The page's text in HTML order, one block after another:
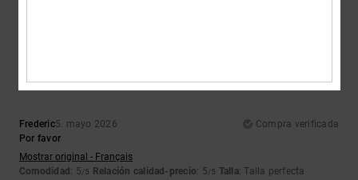
Frederic5. mayo 2026
Compra verificada
Por favor
Mostrar original - Français
Comodidad : 5/5 Relación calidad-precio: 5/5 Talla: Talla perfecta